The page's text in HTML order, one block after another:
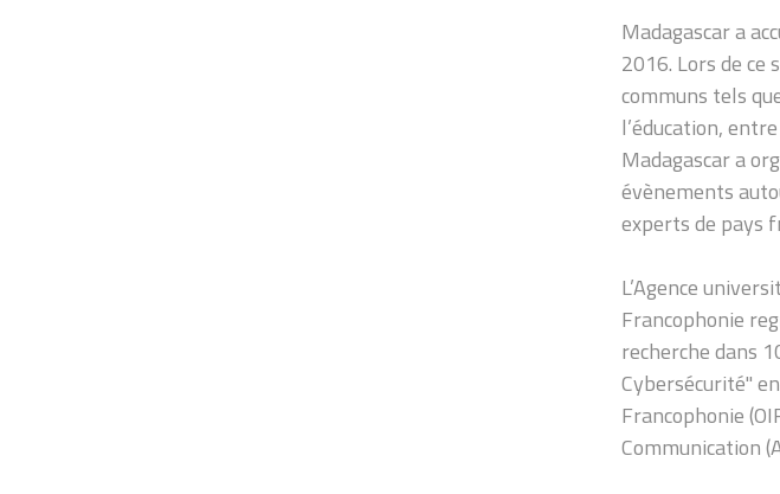
Madagascar a
2016. Lors de ce
communs tels
l’éducation,
Madagascar a
évènements
experts de pays
L’Agence
Francophonie
recherche dans
Cybersécurité''
Francophonie
Communication